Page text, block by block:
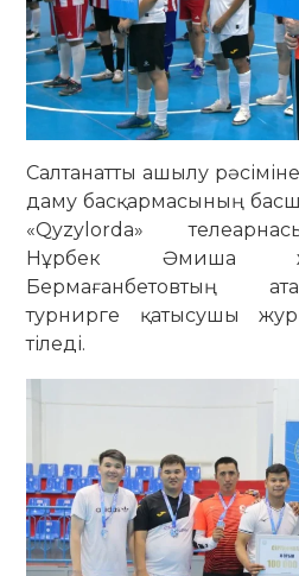
Салтанатты ашылу
даму басқармасының
«Qyzylorda»
Нұрбек Әмиша
Бермағанбетовтың
турнирге қатысушы
тіледі.